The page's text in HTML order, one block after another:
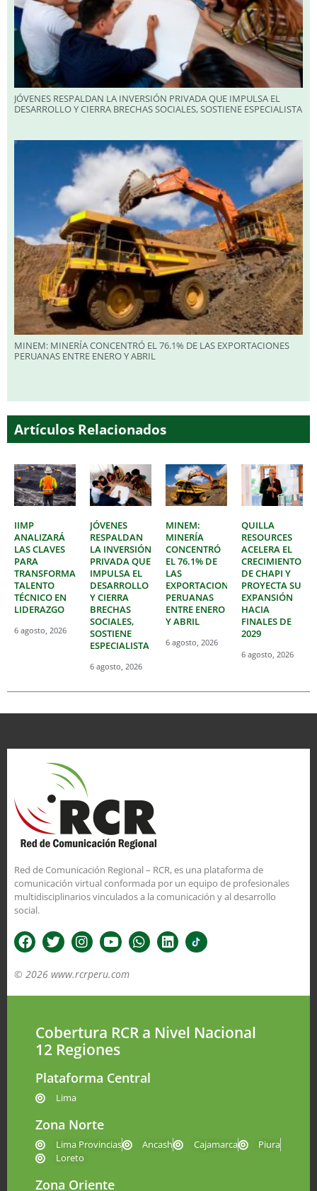
JÓVENES RESPALDAN LA INVERSIÓN PRIVADA QUE IMPULSA EL
DESARROLLO Y CIERRA BRECHAS SOCIALES, SOSTIENE ESPECIALISTA
MINEM: MINERÍA CONCENTRÓ EL 76.1% DE LAS EXPORTACIONES
PERUANAS ENTRE ENERO Y ABRIL
Artículos Relacionados
IIMP
ANALIZARÁ
LAS CLAVES
PARA
TRANSFORMAR
TALENTO
TÉCNICO EN
LIDERAZGO
6 agosto, 2026
JÓVENES
RESPALDAN
LA INVERSIÓN
PRIVADA QUE
IMPULSA EL
DESARROLLO
Y CIERRA
BRECHAS
SOCIALES,
SOSTIENE
ESPECIALISTA
6 agosto, 2026
MINEM:
MINERÍA
CONCENTRÓ
EL 76.1% DE
LAS
EXPORTACIONES
PERUANAS
ENTRE ENERO
Y ABRIL
6 agosto, 2026
QUILLA
RESOURCES
ACELERA EL
CRECIMIENTO
DE CHAPI Y
PROYECTA SU
EXPANSIÓN
HACIA
FINALES DE
2029
6 agosto, 2026
Red de Comunicación Regional – RCR, es una plataforma de
comunicación virtual conformada por un equipo de profesionales
multidisciplinarios vinculados a la comunicación y al desarrollo
social.
© 2026 www.rcrperu.com
Cobertura RCR a Nivel Nacional
12 Regiones
Plataforma Central
Lima
Zona Norte
Lima Provincias Ancash Cajamarca
Piura
Loreto
Zona Oriente